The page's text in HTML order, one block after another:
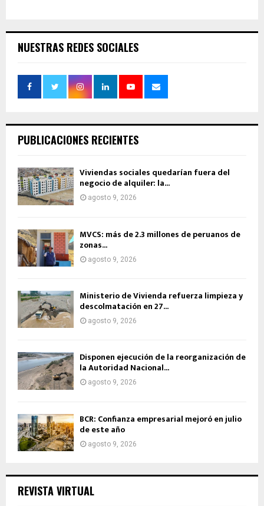
NUESTRAS REDES SOCIALES
PUBLICACIONES RECIENTES
Viviendas sociales quedarían fuera del
negocio de alquiler: la...
agosto 9, 2026
MVCS: más de 2.3 millones de peruanos de
zonas...
agosto 9, 2026
Ministerio de Vivienda refuerza limpieza y
descolmatación en 27...
agosto 9, 2026
Disponen ejecución de la reorganización de
la Autoridad Nacional...
agosto 9, 2026
BCR: Confianza empresarial mejoró en julio
de este año
agosto 9, 2026
REVISTA VIRTUAL